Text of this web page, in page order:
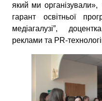
який ми
гарант освітньої
медіагалузі”,
реклами та PR-